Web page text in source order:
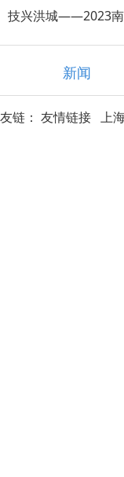
技兴洪城——2023南
新闻
友链： 友情链接 上